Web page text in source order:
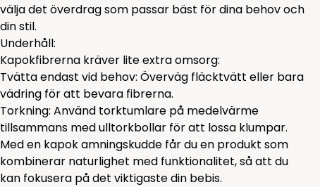
välja det överdrag som passar bäst för dina behov och
din stil.
Underhåll:
Kapokfibrerna kräver lite extra omsorg:
Tvätta endast vid behov: Överväg fläcktvätt eller bara
vädring för att bevara fibrerna.
Torkning: Använd torktumlare på medelvärme
tillsammans med ulltorkbollar för att lossa klumpar.
Med en kapok amningskudde får du en produkt som
kombinerar naturlighet med funktionalitet, så att du
kan fokusera på det viktigaste din bebis.